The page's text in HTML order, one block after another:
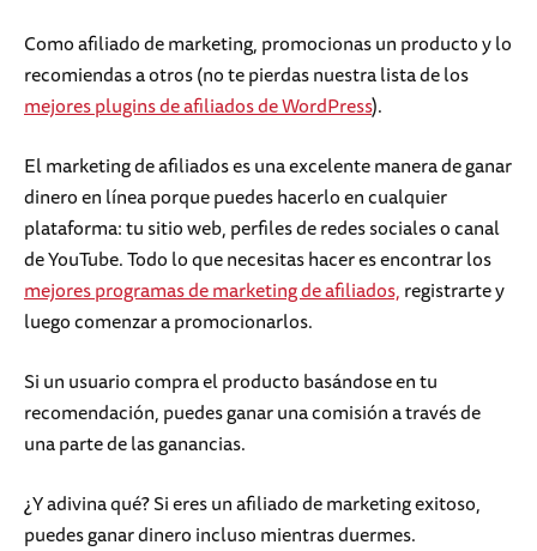
Como afiliado de marketing, promocionas un producto y lo
recomiendas a otros (no te pierdas nuestra lista de los
mejores plugins de afiliados de WordPress).
El marketing de afiliados es una excelente manera de ganar
dinero en línea porque puedes hacerlo en cualquier
plataforma: tu sitio web, perfiles de redes sociales o canal
de YouTube. Todo lo que necesitas hacer es encontrar los
mejores programas de marketing de afiliados,registrarte y
luego comenzar a promocionarlos.
Si un usuario compra el producto basándose en tu
recomendación, puedes ganar una comisión a través de
una parte de las ganancias.
¿Y adivina qué? Si eres un afiliado de marketing exitoso,
puedes ganar dinero incluso mientras duermes.